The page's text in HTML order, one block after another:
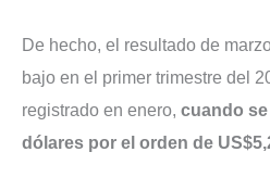
De hecho, el resultado de
bajo en el primer trimestre del
registrado en enero, cuando
dólares por el orden de